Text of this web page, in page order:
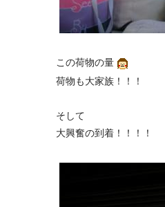
この荷物の量
荷物も大家族！！！
そして
大興奮の到着！！！！